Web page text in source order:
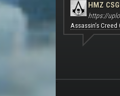
HMZ
https://
Assassin's Creed
.